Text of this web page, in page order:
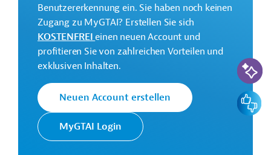
Gesamtkosten:
14,02 Millionen Euro
Geberbeitrag:
11 Millionen Euro
Kontaktadresse
Benutzererkennung ein. Sie haben noch keinen
Zugang zu MyGTAI? Erstellen Sie sich
KOSTENFREIeinen neuen Account und
profitieren Sie von zahlreichen Vorteilen und
exklusiven Inhalten.
Neuen Account erstellen
MyGTAI Login
KI-